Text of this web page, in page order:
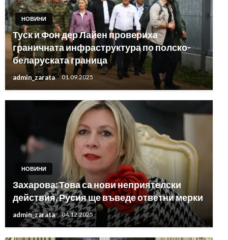
НОВИНИ
Туск и Фон дер Лайен провериха
граничната инфраструктура по полско-
беларуската граница
admin_zarata 01.09.2025
НОВИНИ
Захарова: Това са нови неприятелски
действия, Русия ще въведе ответни мерки
admin_zarata 04.12.2025